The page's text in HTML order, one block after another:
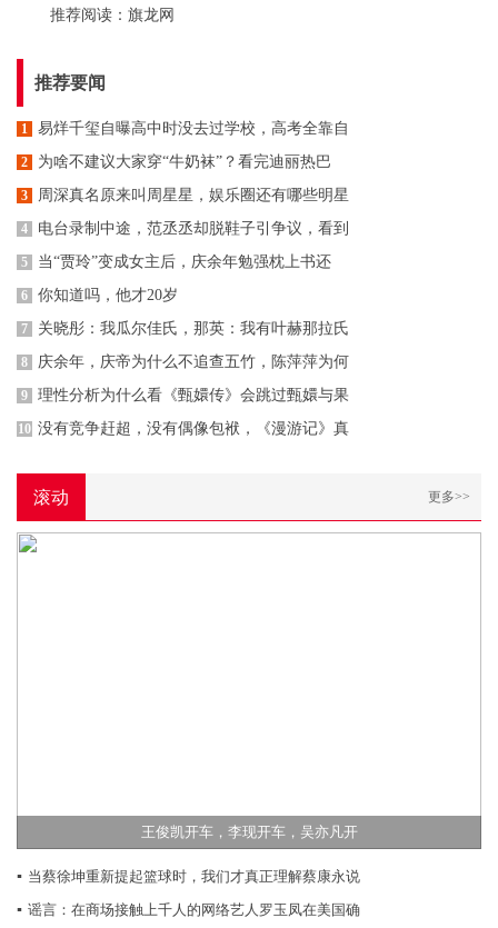
推荐阅读： 旗龙网
推荐要闻
1 易烊千玺自曝高中时没去过学校，高考全靠自
2 为啥不建议大家穿“牛奶袜”？看完迪丽热巴
3 周深真名原来叫周星星，娱乐圈还有哪些明星
4 电台录制中途，范丞丞却脱鞋子引争议，看到
5 当“贾玲”变成女主后，庆余年勉强枕上书还
6 你知道吗，他才20岁
7 关晓彤：我瓜尔佳氏，那英：我有叶赫那拉氏
8 庆余年，庆帝为什么不追查五竹，陈萍萍为何
9 理性分析为什么看《甄嬛传》会跳过甄嬛与果
10 没有竞争赶超，没有偶像包袱，《漫游记》真
滚动 更多>>
王俊凯开车，李现开车，吴亦凡开
▪ 当蔡徐坤重新提起篮球时，我们才真正理解蔡康永说
▪ 谣言：在商场接触上千人的网络艺人罗玉凤在美国确